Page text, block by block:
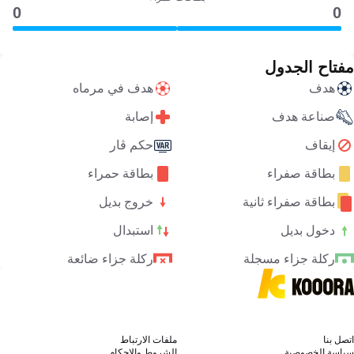
0
0
مفتاح الجدول
هدف هدف في مرماه
صناعة هدف إصابة
إيقاف حكم ڤار
بطاقة صفراء بطاقة حمراء
بطاقة صفراء ثانية خروج بديل
دخول بديل استبدال
ركلة جزاء مسجلة ركلة جزاء ضائعة
اتصل بنا
ملفات الارتباط